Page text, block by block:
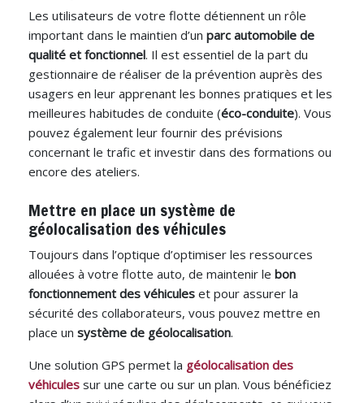
Les utilisateurs de votre flotte détiennent un rôle
important dans le maintien d’un parc automobile de
qualité et fonctionnel. Il est essentiel de la part du
gestionnaire de réaliser de la prévention auprès des
usagers en leur apprenant les bonnes pratiques et les
meilleures habitudes de conduite (éco-conduite). Vous
pouvez également leur fournir des prévisions
concernant le trafic et investir dans des formations ou
encore des ateliers.
Mettre en place un système de
géolocalisation des véhicules
Toujours dans l’optique d’optimiser les ressources
allouées à votre flotte auto, de maintenir le bon
fonctionnement des véhicules et pour assurer la
sécurité des collaborateurs, vous pouvez mettre en
place un système de géolocalisation.
Une solution GPS permet la géolocalisation des
véhicules sur une carte ou sur un plan. Vous bénéficiez